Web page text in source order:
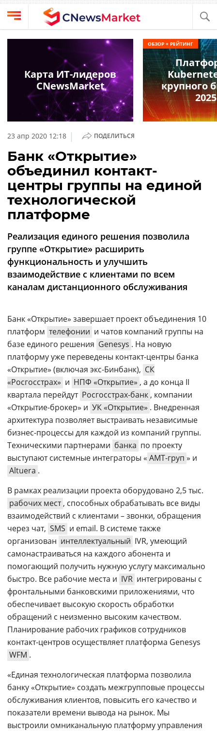
Выбрать
провайдера
Компании
обзоры
кабинет
О
проекте
CNews
Аналитика
Конференции
Техника
ТВ
издании
Реклама
Вакансии
Контакты
Дзен
VK
Rutube
CNews
Конференции
Техника
23 апр 2020 12:18 | ПОДЕЛИТЬСЯ
Банк «Открытие»
объединил контакт-
центры группы на единой
технологической
платформе
Реализация единого решения позволила
группе «Открытие» расширить
функциональность и улучшить
взаимодействие с клиентами по всем
каналам дистанционного обслуживания
Банк «Открытие» завершает проект объединения 10
платформ телефонии и чатов компаний группы на
базе единого решения Genesys . На новую
платформу уже переведены контакт-центры банка
«Открытие» (включая экс-Бинбанк), СК
«Росгосстрах» и НПФ «Открытие» , а до конца II
квартала перейдут Росгосстрах-банк , компании
«Открытие-брокер» и УК «Открытие» . Внедренная
архитектура позволяет выстраивать независимые
бизнес-процессы для каждой из компаний группы.
Техническими партнерами банка по проекту
выступают системные интеграторы « АМТ-груп » и
Altuera .
В рамках реализации проекта оборудовано 2,5 тыс.
рабочих мест , способных обрабатывать все виды
взаимодействий с клиентами – звонки, обращения
через чат, SMS и email. В системе также
организован интеллектуальный IVR, умеющий
самонастраиваться на каждого абонента и
помогающий получить нужную услугу максимально
быстро. Все рабочие места и IVR интегрированы с
фронтальными банковскими приложениями, что
обеспечивает высокую скорость обработки
обращений с неизменно высоким качеством.
Планирование рабочих графиков сотрудников
контакт-центров осуществляет платформа Genesys
WFM .
«Единая технологическая платформа позволила
банку «Открытие» создать межгрупповые процессы
обслуживания клиентов, повысить его качество и
показатели времени вывода на рынок. Мы
выстроили омниканальную платформу управления
Карта ИТ-лидеров
CNewsMarket
крупного
2025
ОБЗОР + РЕЙТИНГ